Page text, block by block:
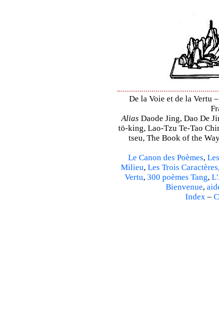
De la Voie et de la Vertu
Alias Daode Jing, Dao De
tö-king, Lao-Tzu Te-Tao
tseu, The Book of the
Le Canon des Poèmes,
Milieu, Les Trois Caractères
Vertu, 300 poèmes Tang,
Bienvenue,
Index–